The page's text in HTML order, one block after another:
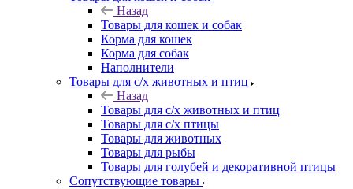
Назад
Товары для кошек и собак
Корма для кошек
Корма для собак
Наполнители
Товары для с/х животных и птиц
Назад
Товары для с/х животных и птиц
Товары для с/х птицы
Товары для животных
Товары для рыбы
Товары для голубей и декоративной птицы
Сопутствующие товары